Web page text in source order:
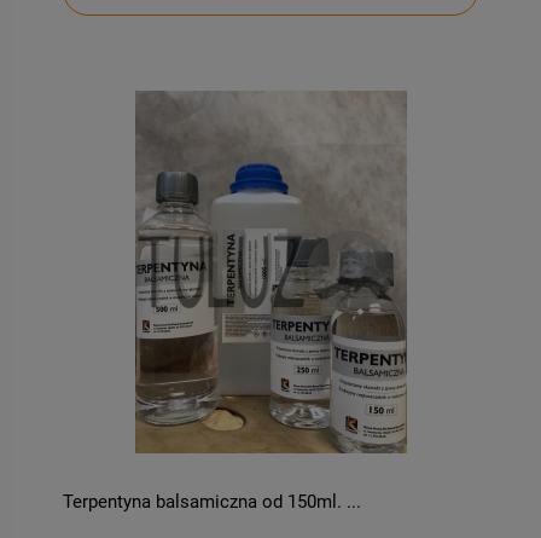
Terpentyna balsamiczna od 150ml. ...